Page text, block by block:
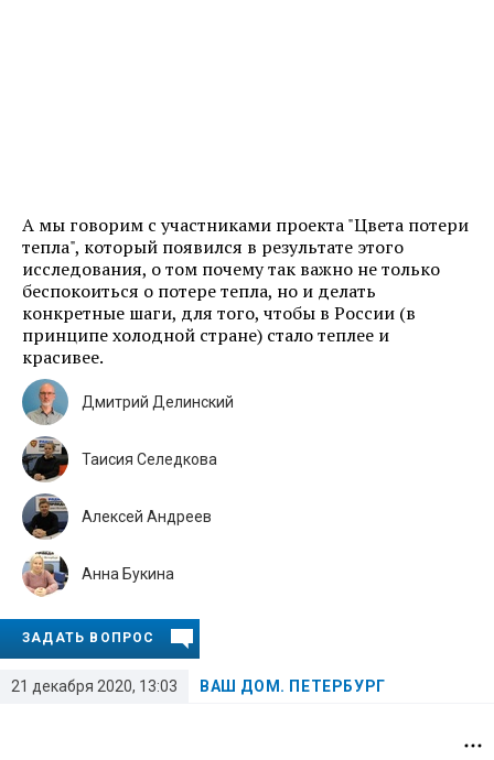
А мы говорим с участниками проекта "Цвета потери
тепла", который появился в результате этого
исследования, о том почему так важно не только
беспокоиться о потере тепла, но и делать
конкретные шаги, для того, чтобы в России (в
принципе холодной стране) стало теплее и
красивее.
21 декабря 2020, 13:03 ВАШ ДОМ. ПЕТЕРБУРГ
Дмитрий Делинский
Таисия Селедкова
Алексей Андреев
Анна Букина
ЗАДАТЬ ВОПРОС